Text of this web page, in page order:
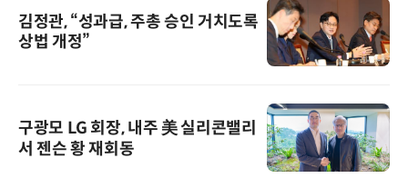
김정관, “성과급, 주총 승인 거치도록
상법 개정”
구광모 LG 회장, 내주 美 실리콘밸리
서 젠슨 황 재회동